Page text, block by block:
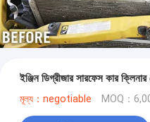
ইঞ্জিন ডিগ্রীজার সারফেস কার
মূল্য：negotiable MOQ：